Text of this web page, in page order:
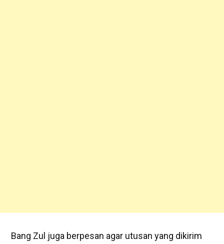
Bang Zul juga berpesan agar utusan yang dikirim